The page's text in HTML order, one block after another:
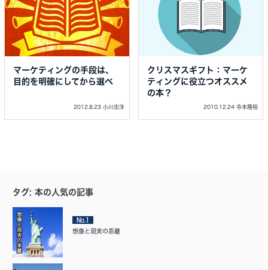
マーケティングの手段は、
目的を明確にしてから選べ
2012.8.23 小川忠洋
クリスマスギフト：マーケ
ティングに役立つオススメ
の本？
2010.12.24 寺本隆裕
タグ: 本の人気の記事
No.1
想像と現実の乖離